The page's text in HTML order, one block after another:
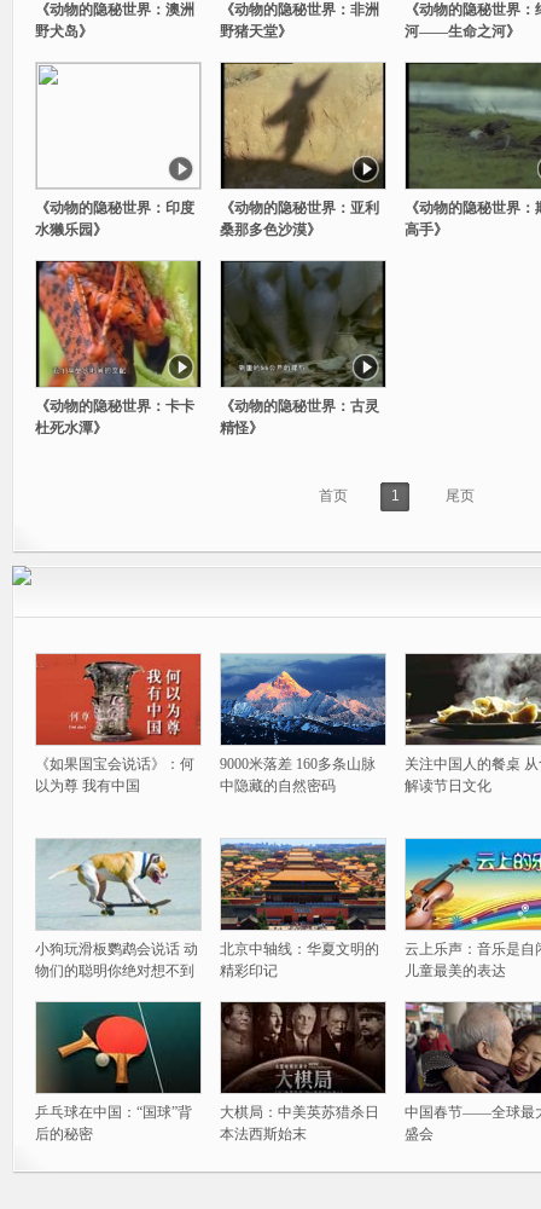
《动物的隐秘世界：澳洲
野犬岛》
《动物的隐秘世界：非洲
野猪天堂》
《动物的隐秘世界：
河——生命之河》
《动物的隐秘世界：印度
水獭乐园》
《动物的隐秘世界：亚利
桑那多色沙漠》
《动物的隐秘世界：
高手》
《动物的隐秘世界：卡卡
杜死水潭》
《动物的隐秘世界：古灵
精怪》
首页 1 尾页
《如果国宝会说话》：何
以为尊 我有中国
9000米落差 160多条山脉
中隐藏的自然密码
关注中国人的餐桌
解读节日文化
小狗玩滑板鹦鹉会说话 动
物们的聪明你绝对想不到
北京中轴线：华夏文明的
精彩印记
云上乐声：音乐是自
儿童最美的表达
乒乓球在中国：“国球”背
后的秘密
大棋局：中美英苏猎杀日
本法西斯始末
中国春节——全球最
盛会